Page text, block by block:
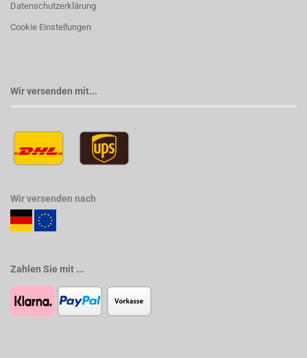
Datenschutzerklärung
Cookie Einstellungen
Wir versenden mit...
Wir versenden nach
Zahlen Sie mit ...